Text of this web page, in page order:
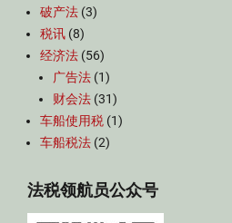
破产法 (3)
税讯 (8)
经济法 (56)
广告法 (1)
财会法 (31)
车船使用税 (1)
车船税法 (2)
法税领航员公众号